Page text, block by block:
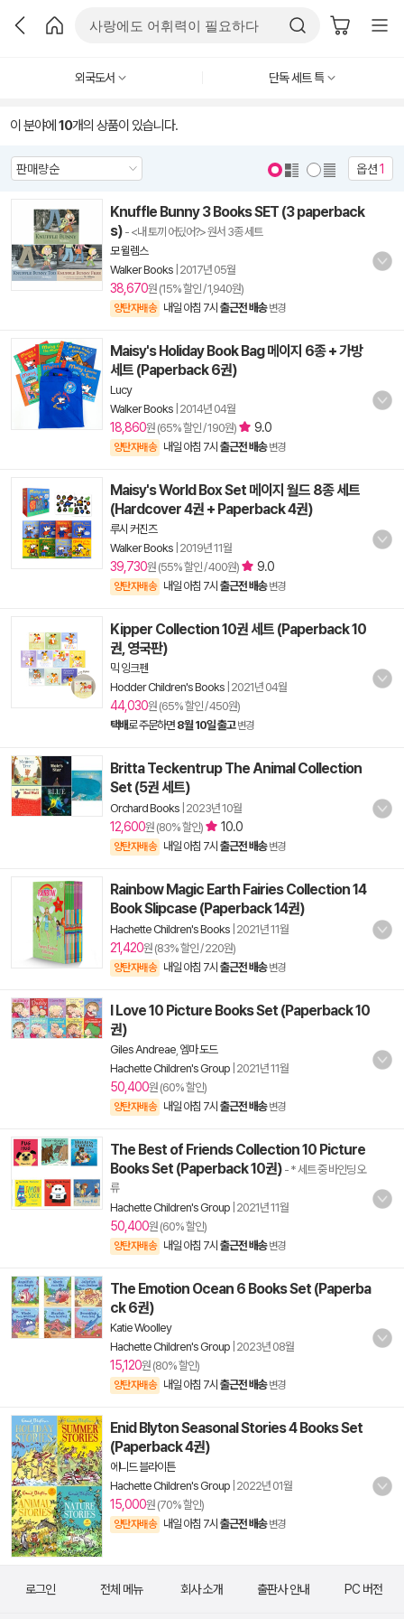
외국도서 단독 세트 특
이 분야에 10개의 상품이 있습니다.
옵션1
Knuffle Bunny 3 Books SET (3 paperback
s) - <내 토끼 어딨어?> 원서 3종 세트
모 윌렘스
Walker Books 2017년 05월
38,670원 (15% 할인 / 1,940원)
양탄자배송 내일 아침 7시 출근전 배송 변경
Maisy's Holiday Book Bag 메이지 6종 + 가방
세트 (Paperback 6권)
Lucy
Walker Books 2014년 04월
18,860원 (65% 할인 / 190원) 9.0
양탄자배송 내일 아침 7시 출근전 배송 변경
Maisy's World Box Set 메이지 월드 8종 세트
(Hardcover 4권 + Paperback 4권)
루시 커진즈
Walker Books 2019년 11월
39,730원 (55% 할인 / 400원) 9.0
양탄자배송 내일 아침 7시 출근전 배송 변경
Kipper Collection 10권 세트 (Paperback 10
권, 영국판)
믹 잉크펜
Hodder Children's Books 2021년 04월
44,030원 (65% 할인 / 450원)
택배로 주문하면 8월 10일 출고 변경
Britta Teckentrup The Animal Collection
Set (5권 세트)
Orchard Books 2023년 10월
12,600원 (80% 할인) 10.0
양탄자배송 내일 아침 7시 출근전 배송 변경
Rainbow Magic Earth Fairies Collection 14
Book Slipcase (Paperback 14권)
Hachette Children's Books 2021년 11월
21,420원 (83% 할인 / 220원)
양탄자배송 내일 아침 7시 출근전 배송 변경
I Love 10 Picture Books Set (Paperback 10
권)
Giles Andreae 엠마 도드
Hachette Children's Group 2021년 11월
50,400원 (60% 할인)
양탄자배송 내일 아침 7시 출근전 배송 변경
The Best of Friends Collection 10 Picture
Books Set (Paperback 10권) - * 세트 중바인딩 오
류
Hachette Children's Group 2021년 11월
50,400원 (60% 할인)
양탄자배송 내일 아침 7시 출근전 배송 변경
The Emotion Ocean 6 Books Set (Paperba
ck 6권)
Katie Woolley
Hachette Children's Group 2023년 08월
15,120원 (80% 할인)
양탄자배송 내일 아침 7시 출근전 배송 변경
Enid Blyton Seasonal Stories 4 Books Set
(Paperback 4권)
에니드 블라이튼
Hachette Children's Group 2022년 01월
15,000원 (70% 할인)
양탄자배송 내일 아침 7시 출근전 배송 변경
로그인 전체 메뉴 회사 소개 출판사 안내 PC 버전